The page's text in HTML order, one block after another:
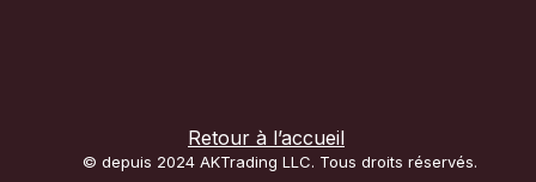
Retour à l’accueil
© depuis 2024 AKTrading LLC. Tous droits réservés.